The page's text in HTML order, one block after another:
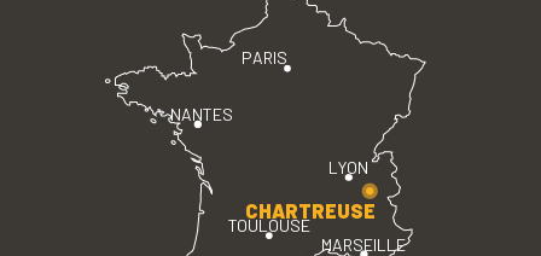
PARIS
LYON
TOULOUSE
MARSEILLE
NANTES
CHARTREUSE